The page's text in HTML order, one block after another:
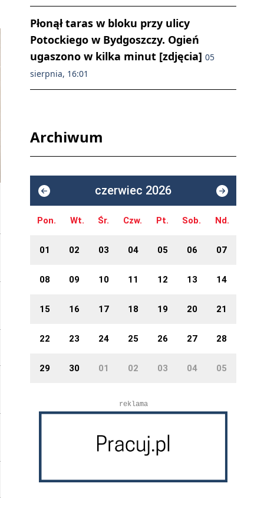
Płonął taras w bloku przy ulicy
Potockiego w Bydgoszczy. Ogień
ugaszono w kilka minut [zdjęcia] 05
sierpnia, 16:01
Archiwum
czerwiec 2026
Pon. Wt. Śr. Czw. Pt. Sob. Nd.
01 02 03 04 05 06 07
08 09 10 11 12 13 14
15 16 17 18 19 20 21
22 23 24 25 26 27 28
29 30 01 02 03 04 05
reklama